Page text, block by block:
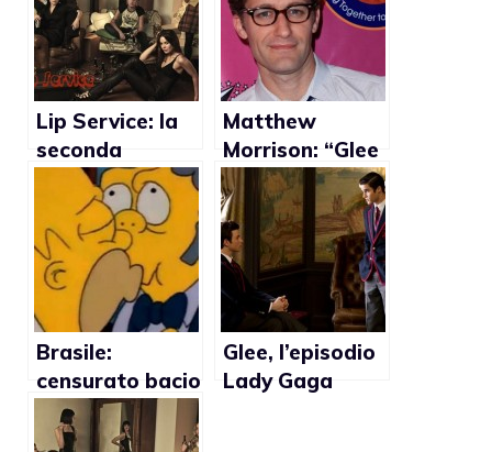
Lip Service: la
seconda
stagione nel
2012 sulla BBC
Matthew
Morrison: “Glee
è la serie tv più
gay del
momento”
Brasile:
censurato bacio
gay ne I
Simpson
Glee, l’episodio
Lady Gaga